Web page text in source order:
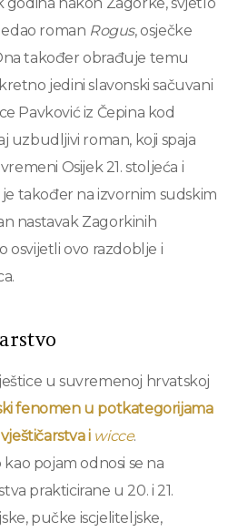
roman Rogus, osječke
također obrađuje temu
jedini slavonski sačuvani
Pavković iz Čepina kod
uzbudljivi roman, koji spaja
Osijek 21. stoljeća i
je također na izvornim sudskim
nastavak Zagorkinih
osvijetli ovo razdoblje i
u suvremenoj hrvatskoj
fenomen u potkategorijama
i wicce.
pojam odnosi se na
prakticirane u 20. i 21.
pučke iscjeliteljske,